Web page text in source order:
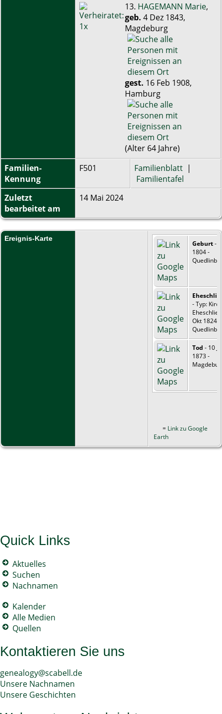
13. HAGEMANN Marie,
geb. 4 Dez 1843,
Magdeburg
gest. 16 Feb 1908,
Hamburg
(Alter 64 Jahre)
Familien-
Kennung
F501 Familienblatt |
Familientafel
Zuletzt
bearbeitet am
14 Mai 2024
Ereignis-Karte
Geburt-
1804 -
- Typ:
Eheschlie
Okt 1824 -
Tod - 10
1873 -
= Link zu Google
Earth
Quick Links
Aktuelles
Suchen
Nachnamen
Kalender
Alle Medien
Quellen
Kontaktieren Sie uns
genealogy@scabell.de
Unsere Nachnamen
Unsere Geschichten